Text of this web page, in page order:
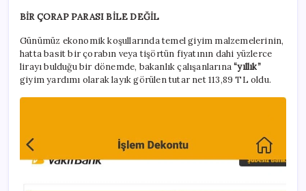
BİR ÇORAP PARASI BİLE DEĞİL
Günümüz ekonomik koşullarında temel giyim malzemelerinin,
hatta basit bir çorabın veya tişörtün fiyatının dahi yüzlerce
lirayı bulduğu bir dönemde, bakanlık çalışanlarına“yıllık”
giyim yardımı olarak layık görülen tutar net 113,89 TL oldu.